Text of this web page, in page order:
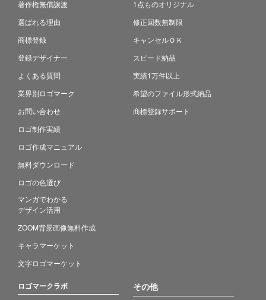
著作権無償譲渡
選ばれる理由
商標登録
登録デザイナー
よくある質問
業界別ロゴマーク
お問い合わせ
ロゴ制作実績
ロゴ作成マニュアル
無料ダウンロード
ロゴの色選び
マンガでわかる
デザイン活用
ZOOM背景画像無料作成
キャラマーケット
文字ロゴマーケット
1点ものオリジナル
修正回数無制限
キャンセルＯＫ
スピード納品
実績1万件以上
希望のファイル形式納品
商標登録サポート
ロゴマークラボ その他